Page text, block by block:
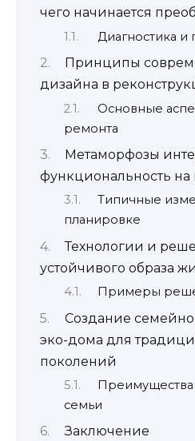
чего начинается
Диагностика и
Принципы
дизайна в
Основные
ремонта
Метаморфозы
функциональность на
Типичные
планировке
Технологии и
устойчивого образа
Примеры
Создание
эко-дома для
поколений
семьи
Заключение